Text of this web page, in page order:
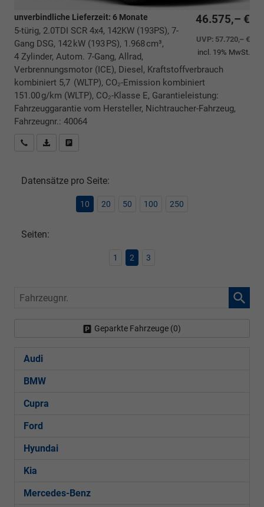
46.575,– €
UVP: 57.720,– €
incl. 19% MwSt.
unverbindliche Lieferzeit: 6 Monate
5-türig, 2.0TDI SCR 4x4, 142KW (193PS), 7-
Gang DSG, 142 kW (193 PS), 1.968 cm³,
4 Zylinder, Autom. 7-Gang, Allrad,
Verbrennungsmotor (ICE), Diesel, Kraftstoffverbrauch
kombiniert 5,7 (WLTP), CO₂-Emission kombiniert
151.00 g/km (WLTP), CO₂-Klasse E, Garantieleistung:
Fahrzeuggarantie vom Hersteller, Nichtraucher-Fahrzeug,
Fahrzeugnr.: 40064
Rückrufbitte absenden
PDF-Datei, Fahrzeugexposé drucken
Datensätze pro Seite:
10 20 50 100 250
Seiten:
1 2 3
Fahrzeugnr.
Geparkte Fahrzeuge (0)
Audi
BMW
Cupra
Ford
Hyundai
Kia
Mercedes-Benz